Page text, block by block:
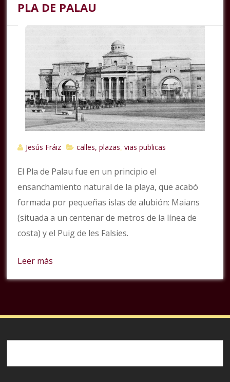
PLA DE PALAU
Jesús Fráiz calles, plazas ,vias publicas
El Pla de Palau fue en un principio el
ensanchamiento natural de la playa, que acabó
formada por pequeñas islas de alubión: Maians
(situada a un centenar de metros de la línea de
costa) y el Puig de les Falsies.
Leer más